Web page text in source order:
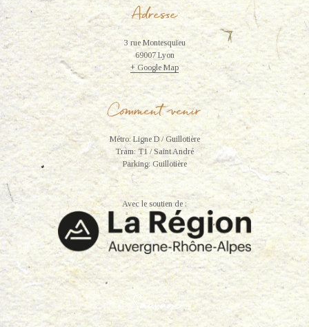
Adresse
3 rue Montesquieu
69007 Lyon
+ Google Map
Comment venir
Métro: Ligne D / Guillotière
Tram: T1 / Saint André
Parking: Guillotière
Avec le soutien de :